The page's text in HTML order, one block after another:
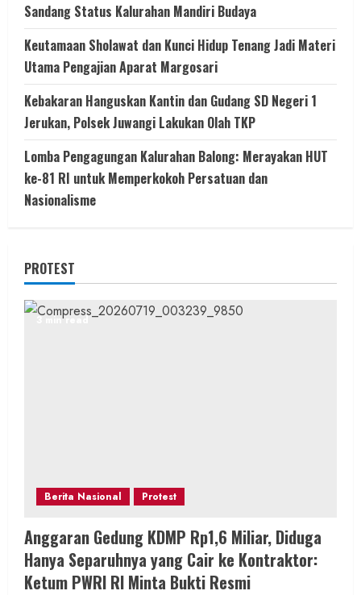
Sandang Status Kalurahan Mandiri Budaya
Keutamaan Sholawat dan Kunci Hidup Tenang Jadi Materi
Utama Pengajian Aparat Margosari
Kebakaran Hanguskan Kantin dan Gudang SD Negeri 1
Jerukan, Polsek Juwangi Lakukan Olah TKP
Lomba Pengagungan Kalurahan Balong: Merayakan HUT
ke-81 RI untuk Memperkokoh Persatuan dan
Nasionalisme
PROTEST
3 min read
Berita Nasional Protest
Anggaran Gedung KDMP Rp1,6 Miliar, Diduga
Hanya Separuhnya yang Cair ke Kontraktor:
Ketum PWRI RI Minta Bukti Resmi